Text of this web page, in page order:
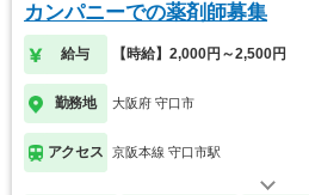
カンパニーでの薬剤師募集
給与 【時給】2,000円～2,500円
勤務地 大阪府 守口市
アクセス 京阪本線 守口市駅